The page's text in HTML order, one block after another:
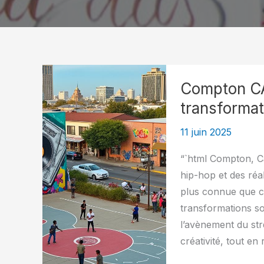
Compton
11 juin 2025
“`html Compton,
hip-hop et des
plus connue que
transformations
l’avènement du
créativité, tout en